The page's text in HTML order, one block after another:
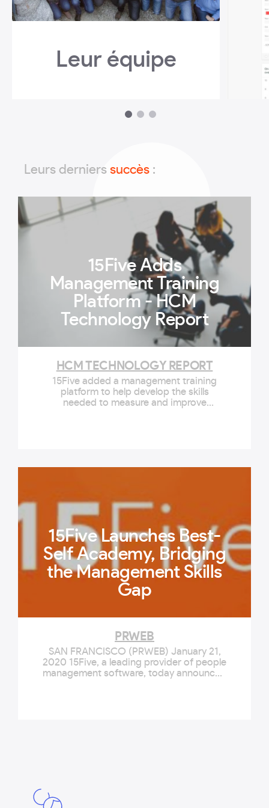
Leur équipe
1 2 3
Leurs derniers succès :
15Five Adds
Management Training
Platform - HCM
Technology Report
HCM TECHNOLOGY REPORT
15Five added a management training
platform to help develop the skills
needed to measure and improve
15Five Launches Best-
Self Academy, Bridging
the Management Skills
Gap
PRWEB
SAN FRANCISCO (PRWEB) January 21,
2020 15Five, a leading provider of people
management software, today announced